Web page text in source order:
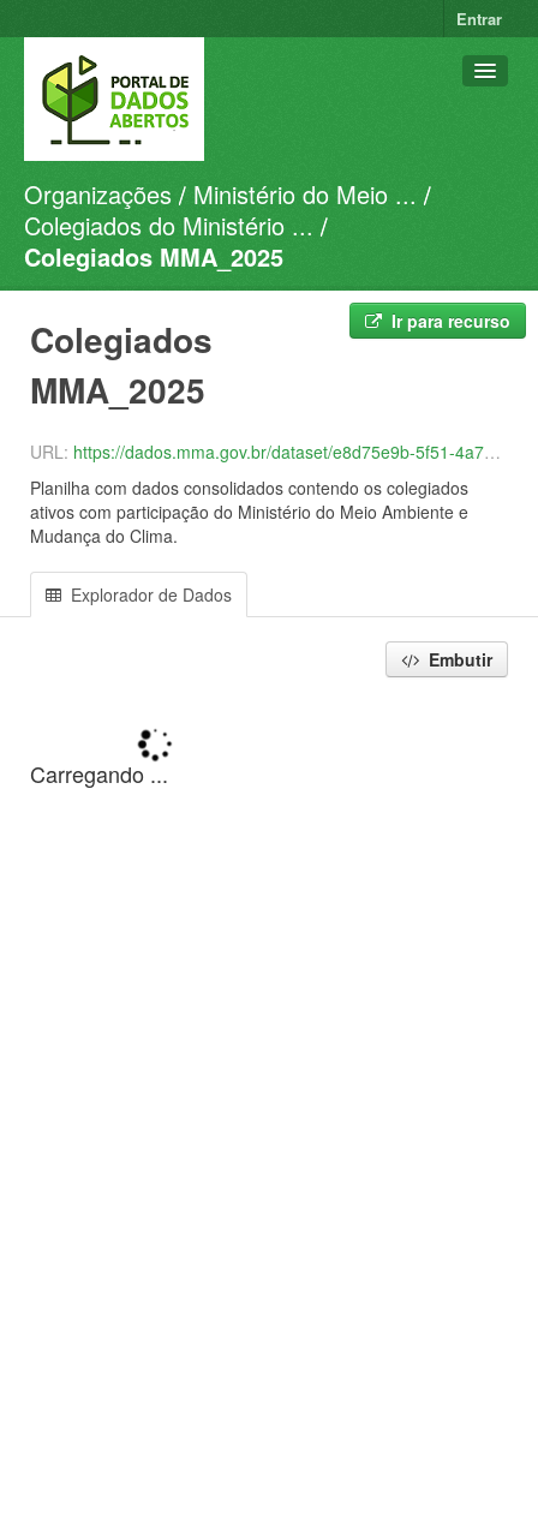
Entrar
Conjuntos de dados
Organizações
Grupos
Organizações
Ministério do Meio ...
Colegiados do Ministério ...
Colegiados MMA_2025
Ir para recurso
Colegiados
MMA_2025
URL: https://dados.mma.gov.br/dataset/e8d75e9b-5f51-4a71-973f-ed599fe6d26d/resource/87911af1-0d7c-45d5-a6f8-f03d708058e9/download/colegiados-dados-abertos-19.09.2025.csv
Planilha com dados consolidados contendo os colegiados
ativos com participação do Ministério do Meio Ambiente e
Mudança do Clima.
Explorador de Dados
Embutir